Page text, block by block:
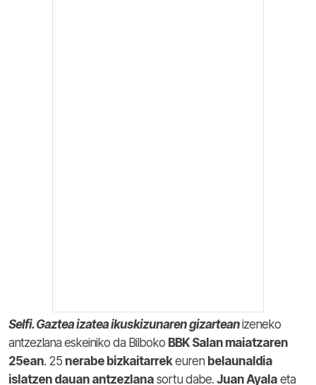
Selfi. Gaztea izatea ikuskizunaren gizarteanizeneko
antzezlana eskeiniko da Bilboko BBK Salan maiatzaren
25ean. 25 nerabe bizkaitarrekeuren belaunaldia
islatzen dauan antzezlana sortu dabe. Juan Ayala eta